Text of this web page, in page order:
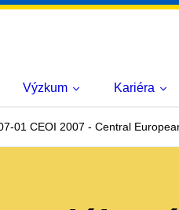
Výzkum Kariéra
01 CEOI 2007 - Central